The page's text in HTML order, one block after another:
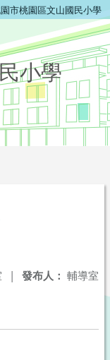
市桃園區文山國民小學
小學
發布人： 輔導室
|